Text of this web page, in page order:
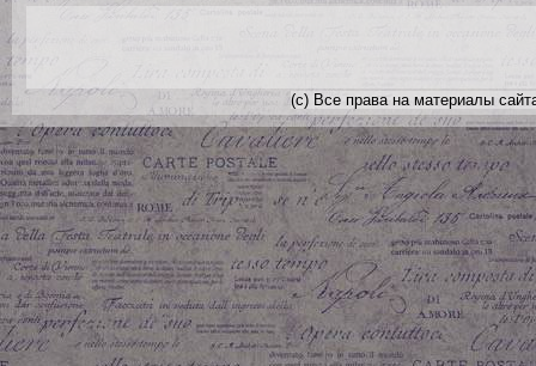
(с) Все права на материалы